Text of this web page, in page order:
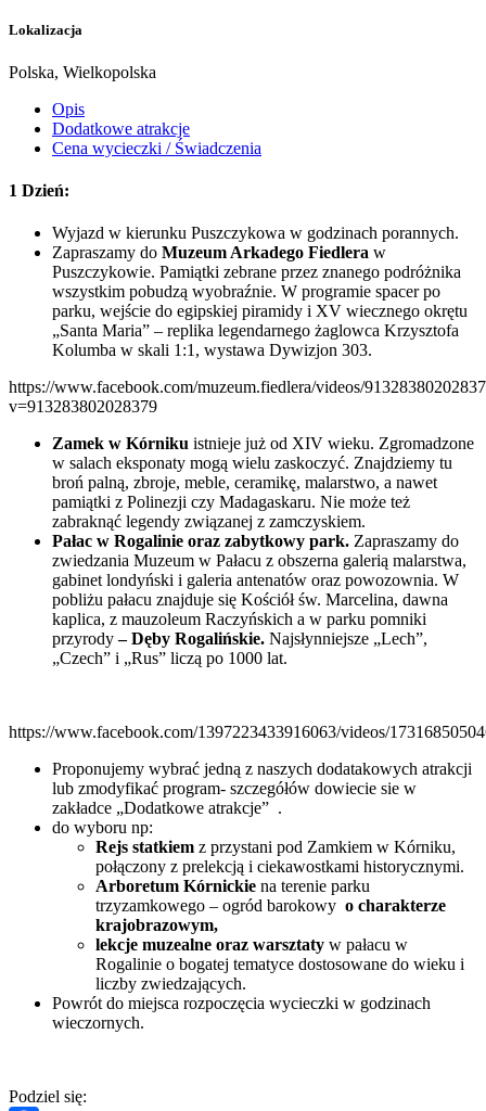
Lokalizacja
Polska, Wielkopolska
Opis
Dodatkowe atrakcje
Cena wycieczki / Świadczenia
1 Dzień:
Wyjazd w kierunku Puszczykowa w godzinach porannych.
Zapraszamy do Muzeum Arkadego Fiedlera w
Puszczykowie. Pamiątki zebrane przez znanego podróżnika
wszystkim pobudzą wyobraźnie. W programie spacer po
parku, wejście do egipskiej piramidy i XV wiecznego okrętu
„Santa Maria” – replika legendarnego żaglowca Krzysztofa
Kolumba w skali 1:1, wystawa Dywizjon 303.
https://www.facebook.com/muzeum.fiedlera/videos/
v=913283802028379
Zamek w Kórniku istnieje już od XIV wieku. Zgromadzone
w salach eksponaty mogą wielu zaskoczyć. Znajdziemy tu
broń palną, zbroje, meble, ceramikę, malarstwo, a nawet
pamiątki z Polinezji czy Madagaskaru. Nie może też
zabraknąć legendy związanej z zamczyskiem.
Pałac w Rogalinie oraz zabytkowy park. Zapraszamy do
zwiedzania Muzeum w Pałacu z obszerna galerią malarstwa,
gabinet londyński i galeria antenatów oraz powozownia. W
pobliżu pałacu znajduje się Kościół św. Marcelina, dawna
kaplica, z mauzoleum Raczyńskich a w parku pomniki
przyrody– Dęby Rogalińskie. Najsłynniejsze „Lech”,
„Czech” i „Rus” liczą po 1000 lat.
https://www.facebook.com/1397223433916063/videos/
Proponujemy wybrać jedną z naszych dodatakowych atrakcji
lub zmodyfikać program- szczegółów dowiecie sie w
zakładce „Dodatkowe atrakcje” .
do wyboru np:
Rejs statkiem z przystani pod Zamkiem w Kórniku,
połączony z prelekcją i ciekawostkami historycznymi.
Arboretum Kórnickie na terenie parku
trzyzamkowego – ogród barokowy o charakterze
krajobrazowym,
lekcje muzealne oraz warsztaty w pałacu w
Rogalinie o bogatej tematyce dostosowane do wieku i
liczby zwiedzających.
Powrót do miejsca rozpoczęcia wycieczki w godzinach
wieczornych.
Podziel się: